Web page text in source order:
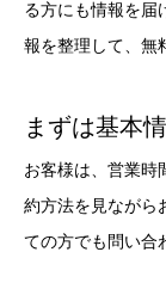
る方にも情報を届
報を整理して、無
まずは基本
お客様は、営業時
約方法を見ながら
ての方でも問い合